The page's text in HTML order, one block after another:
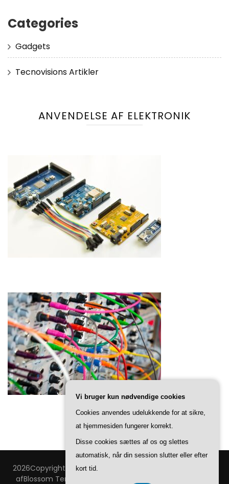
Categories
Gadgets
Tecnovisions Artikler
ANVENDELSE AF ELEKTRONIK
2026Copyright Technovision
afBlossom Temaer
Vi bruger kun nødvendige cookies
Cookies anvendes udelukkende for at sikre,
at hjemmesiden fungerer korrekt.
Disse cookies sættes af os og slettes
automatisk, når din session slutter eller efter
kort tid.